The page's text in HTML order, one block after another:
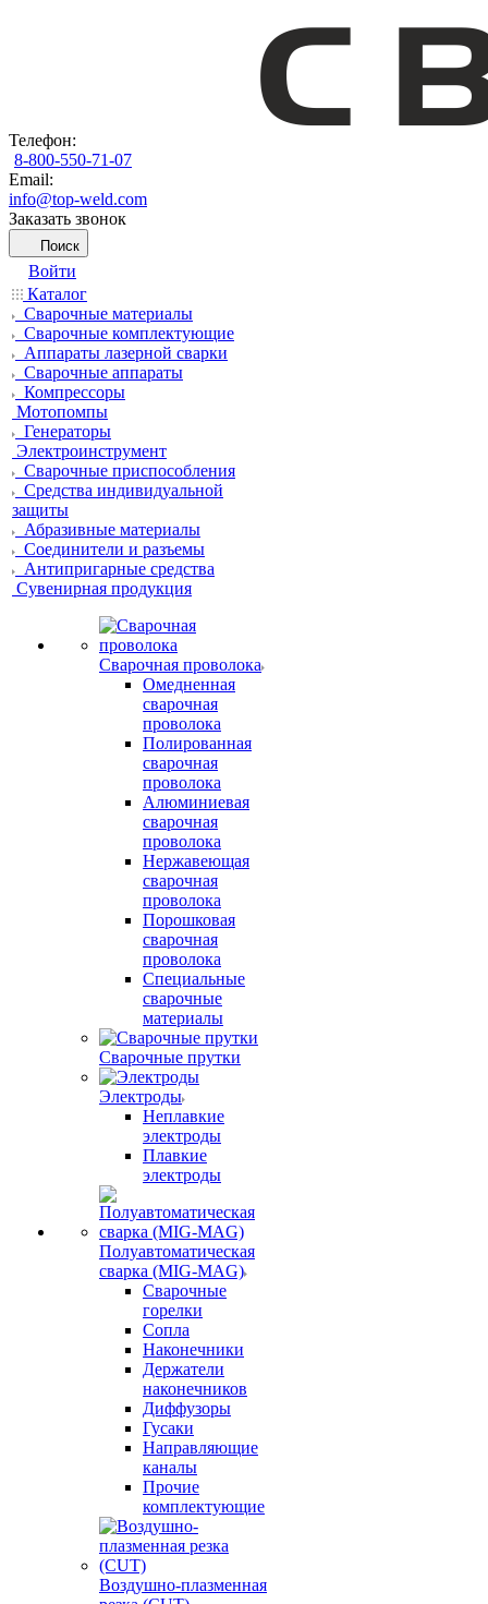
Телефон:
8-800-550-71-07
Email:
info@top-weld.com
Заказать звонок
Поиск
Войти
Каталог
Сварочные материалы
Сварочные комплектующие
Аппараты лазерной сварки
Сварочные аппараты
Компрессоры
Мотопомпы
Генераторы
Электроинструмент
Сварочные приспособления
Средства индивидуальной
защиты
Абразивные материалы
Соединители и разъемы
Антипригарные средства
Сувенирная продукция
Сварочная проволока
Омедненная
сварочная
проволока
Полированная
сварочная
проволока
Алюминиевая
сварочная
проволока
Нержавеющая
сварочная
проволока
Порошковая
сварочная
проволока
Специальные
сварочные
материалы
Сварочные прутки
Электроды
Неплавкие
электроды
Плавкие
электроды
Полуавтоматическая
сварка (MIG-MAG)
Сварочные
горелки
Сопла
Наконечники
Держатели
наконечников
Диффузоры
Гусаки
Направляющие
каналы
Прочие
комплектующие
Воздушно-плазменная